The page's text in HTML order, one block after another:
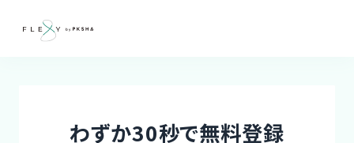
わずか30秒で無料登録